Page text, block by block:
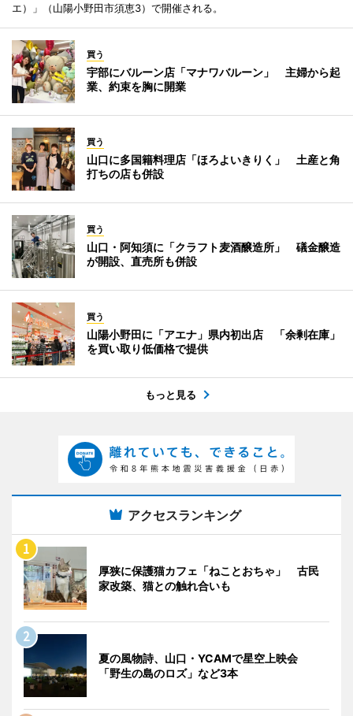
エ）」（山陽小野田市須恵3）で開催される。
買う
宇部にバルーン店「マナワバルーン」 主婦から起
業、約束を胸に開業
買う
山口に多国籍料理店「ほろよいきりく」 土産と角
打ちの店も併設
買う
山口・阿知須に「クラフト麦酒醸造所」 礒金醸造
が開設、直売所も併設
買う
山陽小野田に「アエナ」県内初出店 「余剰在庫」
を買い取り低価格で提供
もっと見る
アクセスランキング
厚狭に保護猫カフェ「ねことおちゃ」 古民
家改築、猫との触れ合いも
夏の風物詩、山口・YCAMで星空上映会
「野生の島のロズ」など3本